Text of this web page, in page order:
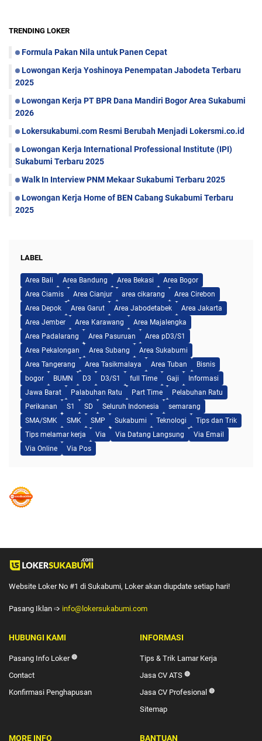
TRENDING LOKER
Formula Pakan Nila untuk Panen Cepat
Lowongan Kerja Yoshinoya Penempatan Jabodeta Terbaru
2025
Lowongan Kerja PT BPR Dana Mandiri Bogor Area Sukabumi
2026
Lokersukabumi.com Resmi Berubah Menjadi Lokersmi.co.id
Lowongan Kerja International Professional Institute (IPI)
Sukabumi Terbaru 2025
Walk In Interview PNM Mekaar Sukabumi Terbaru 2025
Lowongan Kerja Home of BEN Cabang Sukabumi Terbaru
2025
LABEL
Area Bali Area Bandung Area Bekasi
Area Bogor
Area Ciamis
Area Cianjur area cikarang
Area Cirebon
Area Depok
Area Garut Area Jabodetabek
Area Jakarta
Area Jember
Area Karawang
Area Majalengka
Area Padalarang
Area Pasuruan
Area pD3/S1
Area Pekalongan
Area Subang
Area Sukabumi
Area Tangerang
Area Tasikmalaya Area Tuban
Bisnis
bogor
BUMN D3 D3/S1 full Time Gaji
Informasi
Jawa Barat
Palabuhan Ratu Part Time
Pelabuhan Ratu
Perikanan
S1 SD Seluruh Indonesia
semarang
SMA/SMK
SMK SMP Sukabumi Teknologi
Tips dan Trik
Tips melamar kerja
Via Via Datang Langsung
Via Email
Via Online
Via Pos
Website Loker No #1 di Sukabumi, Loker akan diupdate setiap hari!
Pasang Iklan ➩ info@lokersukabumi.com
HUBUNGI KAMI
Pasang Info Loker🔴
Contact
Konfirmasi Penghapusan
INFORMASI
Tips & Trik Lamar Kerja
Jasa CV ATS 🔴
Jasa CV Profesional 🔴
Sitemap
MORE INFO BANTUAN